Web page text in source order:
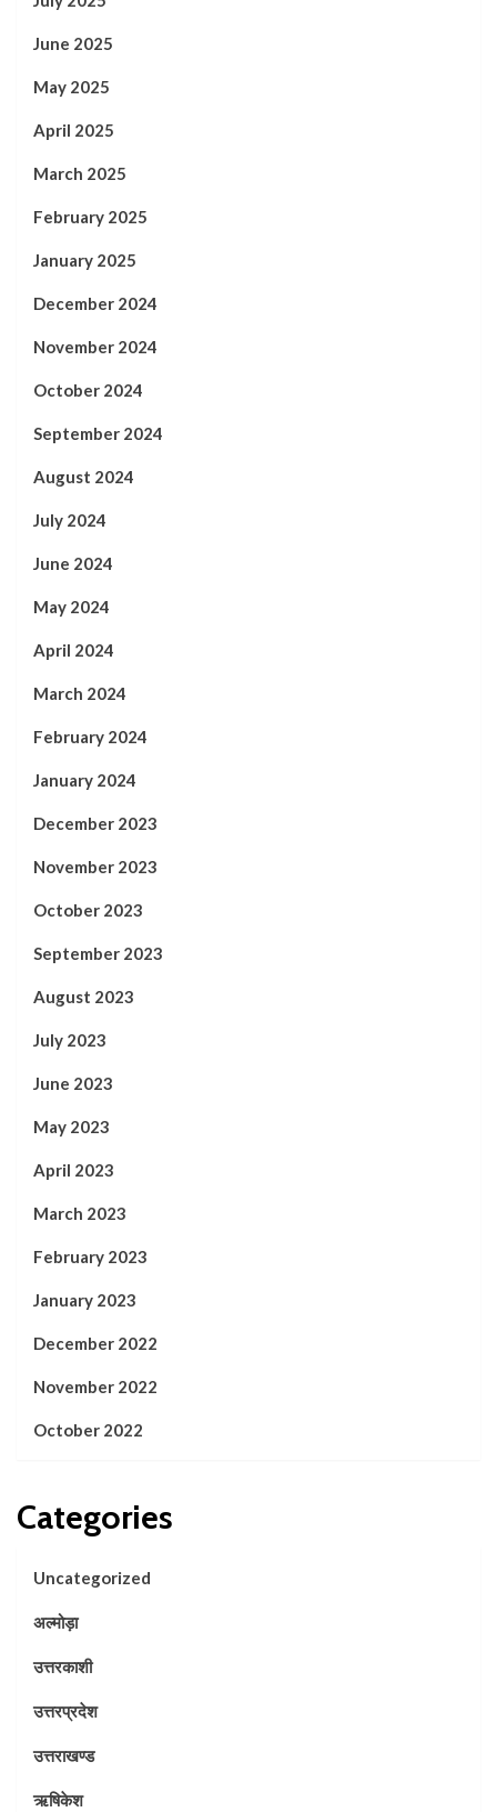
June 2025
May 2025
April 2025
March 2025
February 2025
January 2025
December 2024
November 2024
October 2024
September 2024
August 2024
July 2024
June 2024
May 2024
April 2024
March 2024
February 2024
January 2024
December 2023
November 2023
October 2023
September 2023
August 2023
July 2023
June 2023
May 2023
April 2023
March 2023
February 2023
January 2023
December 2022
November 2022
October 2022
Categories
Uncategorized
अल्मोड़ा
उत्तरकाशी
उत्तरप्रदेश
उत्तराखण्ड
ऋषिकेश